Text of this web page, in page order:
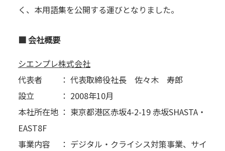
く、本用語集を公開する運びとなりました。
■ 会社概要
シエンプレ株式会社
代表者 ： 代表取締役社長 佐々木 寿郎
設立 ： 2008年10月
本社所在地 ： 東京都港区赤坂4-2-19 赤坂SHASTA・
EAST8F
事業内容 ： デジタル・クライシス対策事業、サイ